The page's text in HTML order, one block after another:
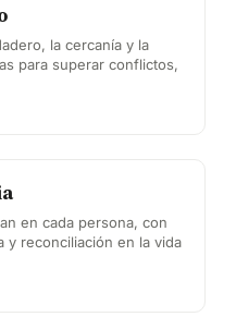
la cercanía y la
para superar conflictos,
en cada persona, con
y reconciliación en la vida